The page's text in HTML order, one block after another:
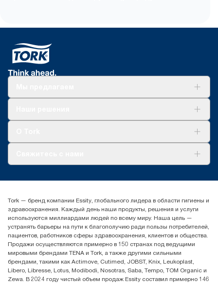
(+7) 777 779 0095
Контакты на рынках СНГ
ООО «Эссити», Представительство в Казахстане Пр.
Достык, 210, 2 блок, 3 этаж,
офис №32 050051, г.
Алматы, Казахстан
Tork — бренд компании Essity, глобального лидера в области гигиены и
здравоохранения. Каждый день наши продукты, решения и услуги
используются миллиардами людей по всему миру. Наша цель —
устранять барьеры на пути к благополучию ради пользы потребителей,
пациентов, работников сферы здравоохранения, клиентов и общества.
Продажи осуществляются примерно в 150 странах под ведущими
мировыми брендами TENA и Tork, а также другими сильными
брендами, такими как Actimove, Cutimed, JOBST, Knix, Leukoplast,
Libero, Libresse, Lotus, Modibodi, Nosotras, Saba, Tempo, TOM Organic и
Zewa. В 2024 году чистый объем продаж Essity составил примерно 146